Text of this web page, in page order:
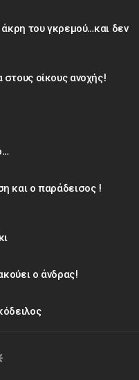
άκρη του γκρεμού…και δεν
οίκους ανοχής!
και ο παράδεισος !
ο άνδρας!